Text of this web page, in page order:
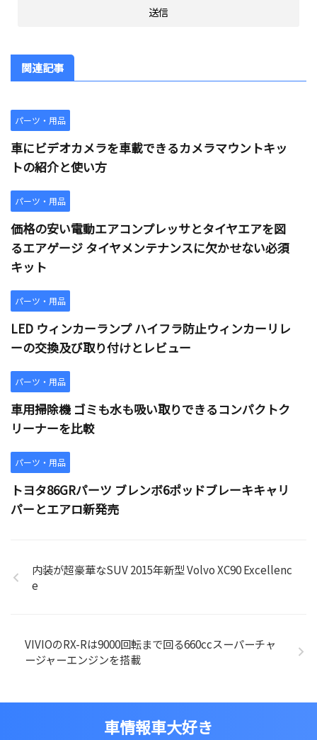
関連記事
パーツ・用品
車にビデオカメラを車載できるカメラマウントキッ
トの紹介と使い方
パーツ・用品
価格の安い電動エアコンプレッサとタイヤエアを図
るエアゲージ タイヤメンテナンスに欠かせない必須
キット
パーツ・用品
LED ウィンカーランプ ハイフラ防止ウィンカーリレ
ーの交換及び取り付けとレビュー
パーツ・用品
車用掃除機 ゴミも水も吸い取りできるコンパクトク
リーナーを比較
パーツ・用品
トヨタ86GRパーツ ブレンボ6ポッドブレーキキャリ
パーとエアロ新発売
内装が超豪華なSUV 2015年新型 Volvo XC90 Excellenc
e
VIVIOのRX-Rは9000回転まで回る660ccスーパーチャ
ージャーエンジンを搭載
車情報車大好き